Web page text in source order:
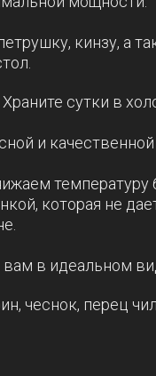
кинзу, а
сутки в
и качественной
температуру
которая не
в идеальном
чеснок, перец